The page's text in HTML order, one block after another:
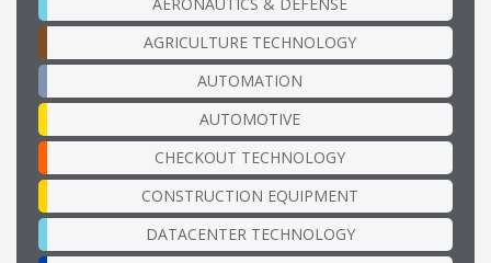
AGRICULTURE TECHNOLOGY
AUTOMATION
AUTOMOTIVE
CHECKOUT TECHNOLOGY
CONSTRUCTION EQUIPMENT
DATACENTER TECHNOLOGY